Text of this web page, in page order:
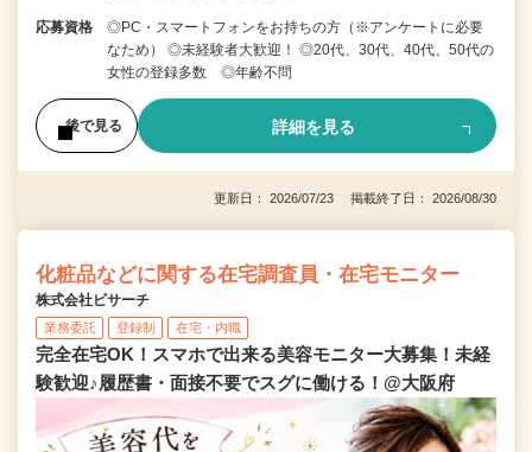
応募資格
◎PC・スマートフォンをお持ちの方（※アンケートに必要
なため） ◎未経験者大歓迎！ ◎20代、30代、40代、50代の
女性の登録多数 ◎年齢不問
後で見る 詳細を見る
更新日： 2026/07/23 掲載終了日： 2026/08/30
化粧品などに関する在宅調査員・在宅モニター
株式会社ビサーチ
業務委託 登録制 在宅・内職
完全在宅OK！スマホで出来る美容モニター大募集！未経
験歓迎♪履歴書・面接不要でスグに働ける！@大阪府